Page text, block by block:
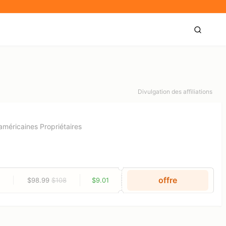
Divulgation des affiliations
Propriétaires
$98.99 $108 $9.01 offre